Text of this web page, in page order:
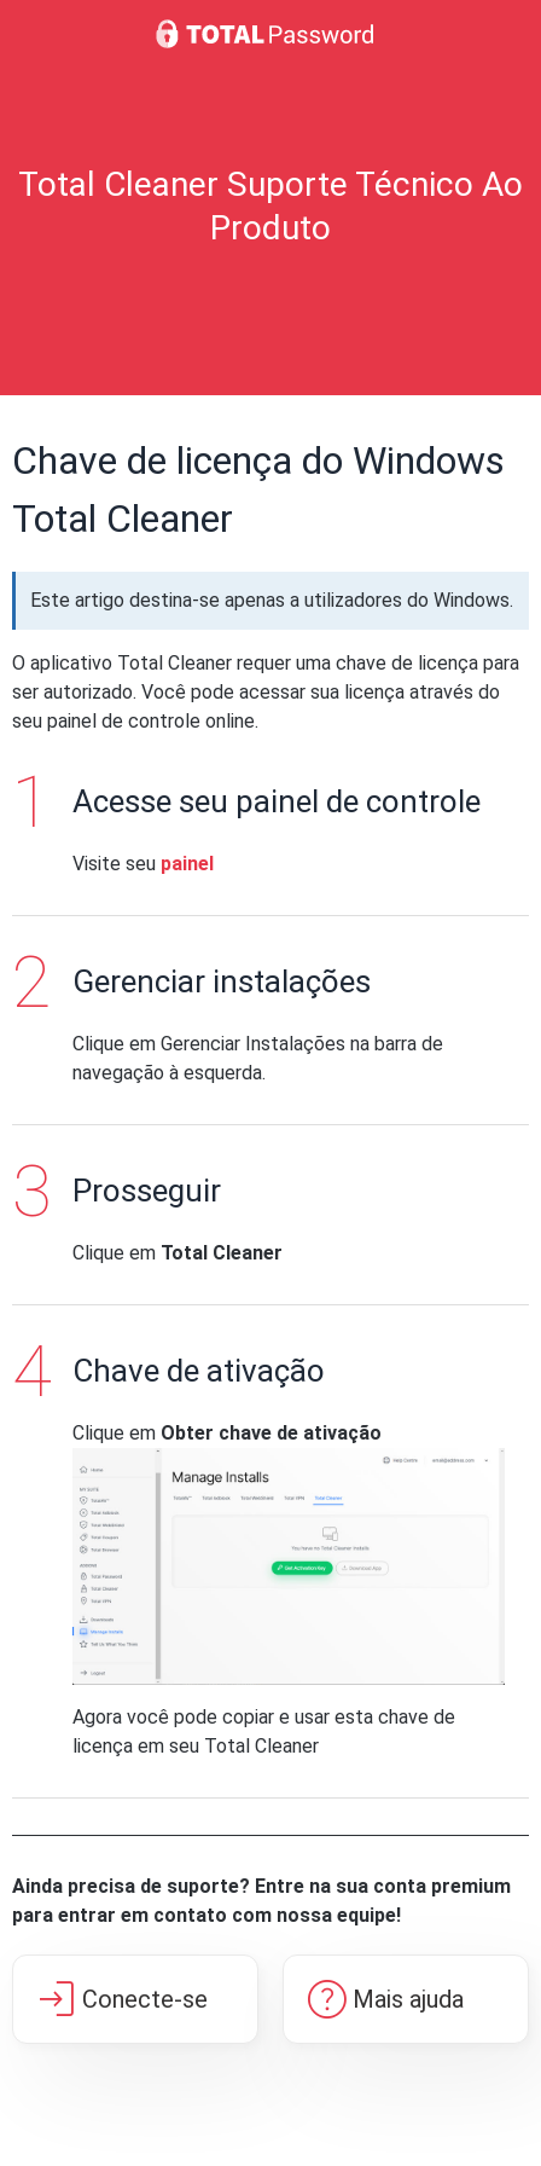
Total Cleaner Suporte Técnico Ao
Produto
Chave de licença do Windows
Total Cleaner
Este artigo destina-se apenas a utilizadores do Windows.
O aplicativo Total Cleaner requer uma chave de licença para
ser autorizado. Você pode acessar sua licença através do
seu painel de controle online.
Acesse seu painel de controle
Visite seu painel
Gerenciar instalações
Clique em Gerenciar Instalações na barra de
navegação à esquerda.
Prosseguir
Clique em Total Cleaner
Chave de ativação
Clique em Obter chave de ativação
Agora você pode copiar e usar esta chave de
licença em seu Total Cleaner
Ainda precisa de suporte? Entre na sua conta premium
para entrar em contato com nossa equipe!
login Conecte-se help Mais ajuda